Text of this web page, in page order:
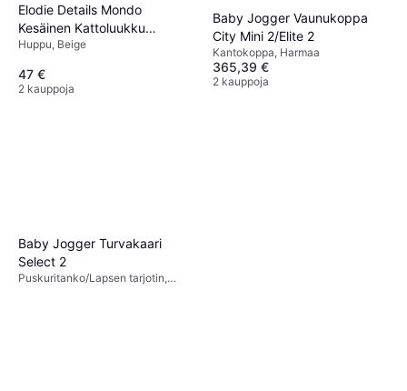
Elodie Details Mondo
Kesäinen Kattoluukku
Moonshell
Huppu, Beige
47 €
2 kauppoja
Baby Jogger Vaunukoppa
City Mini 2/Elite 2
Kantokoppa, Harmaa
365,39 €
2 kauppoja
Baby Jogger Turvakaari
Select 2
Puskuritanko/Lapsen tarjotin,